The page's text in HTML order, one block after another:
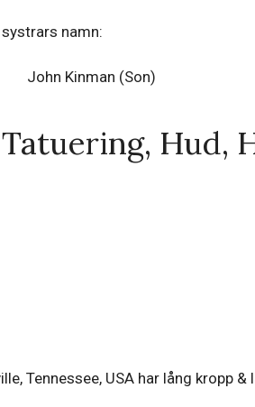
namn:
John Kinman (Son)
Hud,
Tennessee, USA har lång kropp &